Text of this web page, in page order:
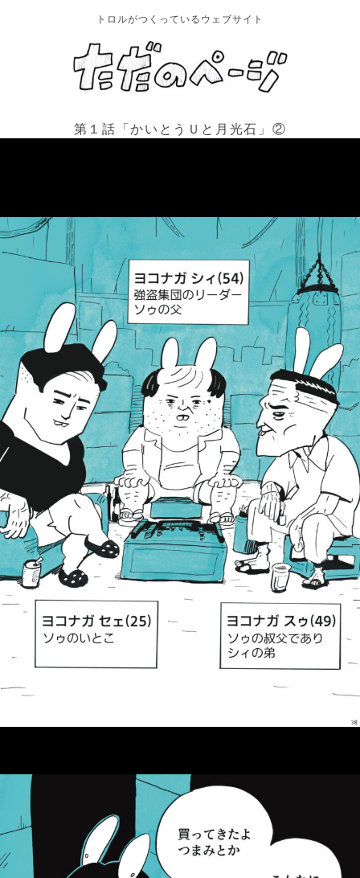
トロルがつくっているウェブサイト
第１話「かいとうＵと月光石」②